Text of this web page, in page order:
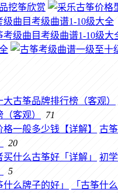
级曲目考级曲谱1-10级大全
客观）
71
古
20
初
5
「古筝什